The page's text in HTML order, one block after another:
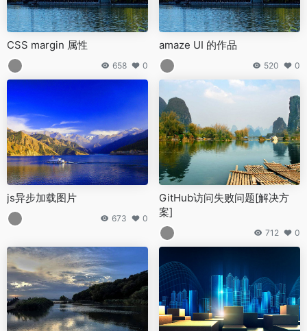
CSS margin 属性
658 0
amaze UI 的作品
520 0
js异步加载图片
673 0
GitHub访问失败问题[解决方
案]
712 0